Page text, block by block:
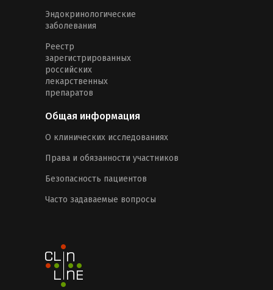
Эндокринологические
заболевания
Реестр
зарегистрированных
российских
лекарственных
препаратов
Общая информация
О клинических исследованиях
Права и обязанности участников
Безопасность пациентов
Часто задаваемые вопросы